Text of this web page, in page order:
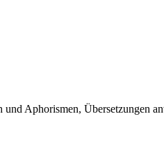
und Aphorismen, Übersetzungen